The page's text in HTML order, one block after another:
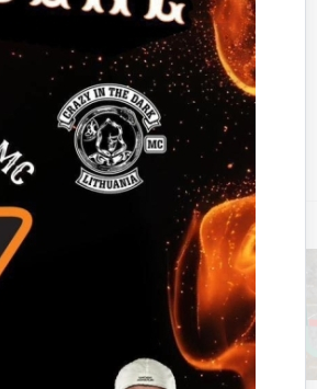
tālruni, Ābeļu ielā 2, Gulbenē.